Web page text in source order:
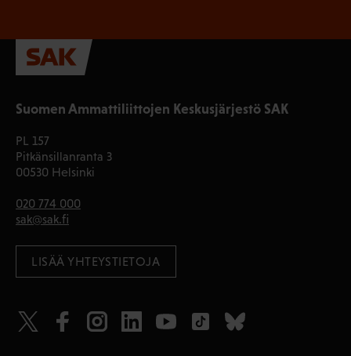
Suomen Ammattiliittojen Keskusjärjestö SAK
PL 157
Pitkänsillanranta 3
00530 Helsinki
020 774 000
sak@sak.fi
LISÄÄ YHTEYSTIETOJA